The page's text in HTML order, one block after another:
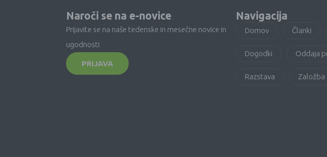
Naroči se na e-novice
Prijavite se na naše tedenske in mesečne novice in
ugodnosti
PRIJAVA
Navigacija
Domov Članki
Dogodki Oddaja
Razstava Založba